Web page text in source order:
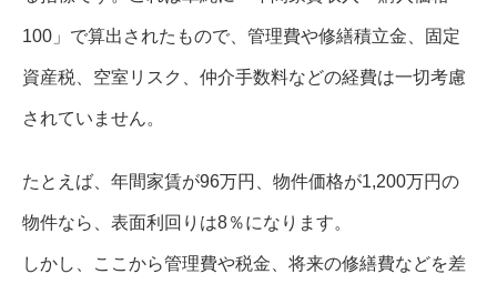
100」で算出されたもので、管理費や修繕積立金、固定
資産税、空室リスク、仲介手数料などの経費は一切考慮
されていません。
たとえば、年間家賃が96万円、物件価格が1,200万円の
物件なら、表面利回りは8％になります。
しかし、ここから管理費や税金、将来の修繕費などを差